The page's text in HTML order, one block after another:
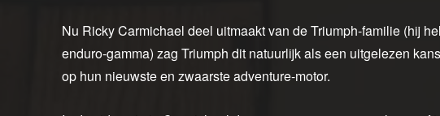
Nu Ricky Carmichael deel uitmaakt van de Triumph-familie (hij
enduro-gamma) zag Triumph dit natuurlijk als een uitgelezen
op hun nieuwste en zwaarste adventure-motor.